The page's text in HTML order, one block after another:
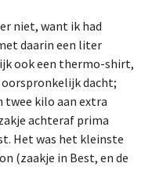
niet, want ik had
daarin een liter
ook een thermo-shirt,
dacht;
twee kilo aan extra
achteraf prima
Het was het kleinste
(zaakje in Best, en de